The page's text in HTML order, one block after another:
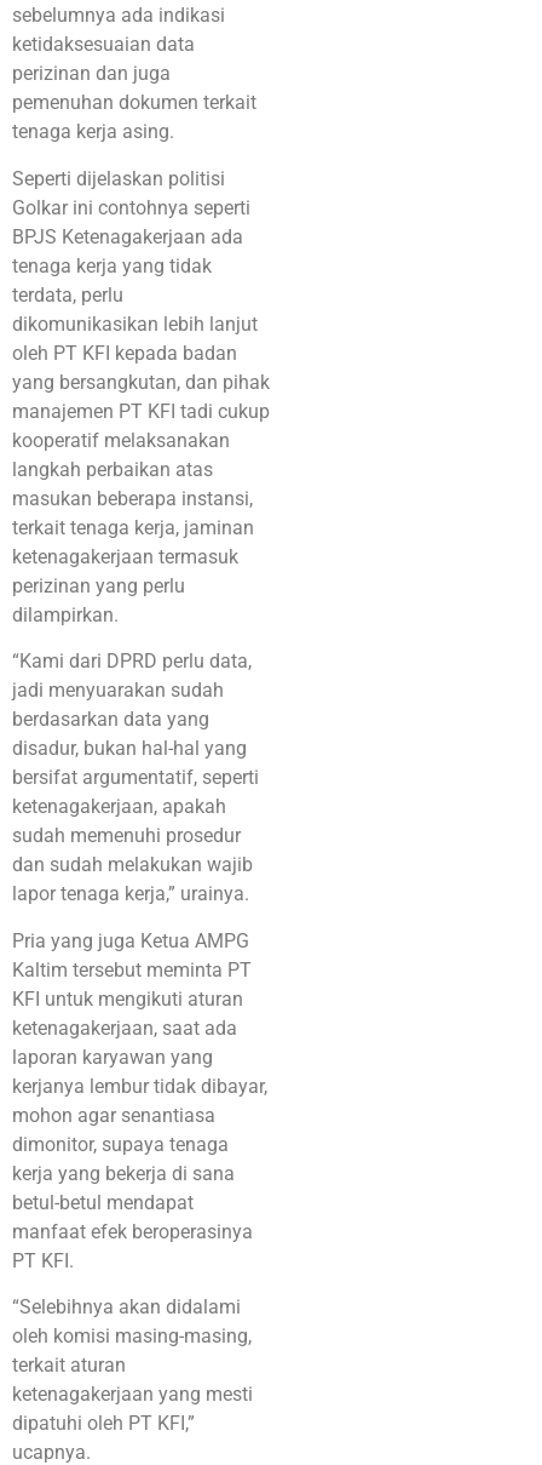
sebelumnya ada indikasi
ketidaksesuaian data
perizinan dan juga
pemenuhan dokumen terkait
tenaga kerja asing.
Seperti dijelaskan politisi
Golkar ini contohnya seperti
BPJS Ketenagakerjaan ada
tenaga kerja yang tidak
terdata, perlu
dikomunikasikan lebih lanjut
oleh PT KFI kepada badan
yang bersangkutan, dan pihak
manajemen PT KFI tadi cukup
kooperatif melaksanakan
langkah perbaikan atas
masukan beberapa instansi,
terkait tenaga kerja, jaminan
ketenagakerjaan termasuk
perizinan yang perlu
dilampirkan.
“Kami dari DPRD perlu data,
jadi menyuarakan sudah
berdasarkan data yang
disadur, bukan hal-hal yang
bersifat argumentatif, seperti
ketenagakerjaan, apakah
sudah memenuhi prosedur
dan sudah melakukan wajib
lapor tenaga kerja,” urainya.
Pria yang juga Ketua AMPG
Kaltim tersebut meminta PT
KFI untuk mengikuti aturan
ketenagakerjaan, saat ada
laporan karyawan yang
kerjanya lembur tidak dibayar,
mohon agar senantiasa
dimonitor, supaya tenaga
kerja yang bekerja di sana
betul-betul mendapat
manfaat efek beroperasinya
PT KFI.
“Selebihnya akan didalami
oleh komisi masing-masing,
terkait aturan
ketenagakerjaan yang mesti
dipatuhi oleh PT KFI,”
ucapnya.